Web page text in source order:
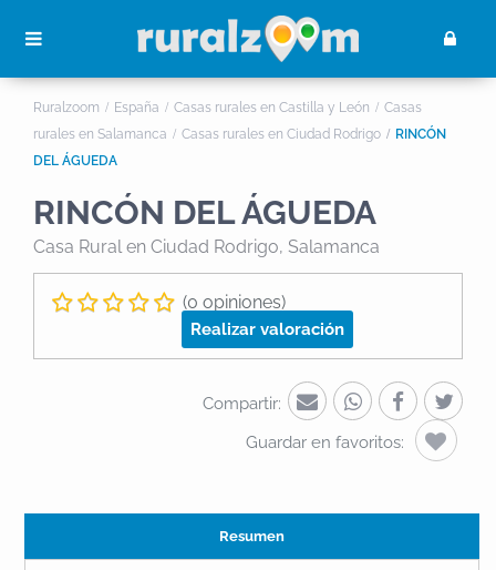
Ruralzoom España Casas rurales en Castilla y León
Casas
rurales en Salamanca
Casas rurales en Ciudad Rodrigo
RINCÓN
DEL ÁGUEDA
RINCÓN DEL ÁGUEDA
Casa Ruralen Ciudad Rodrigo, Salamanca
(0 opiniones)
Realizar valoración
Compartir:
Guardar en favoritos:
Resumen